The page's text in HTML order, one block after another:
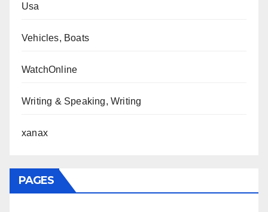
Usa
Vehicles, Boats
WatchOnline
Writing & Speaking, Writing
xanax
PAGES